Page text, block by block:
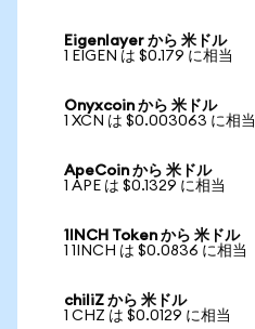
Eigenlayer から 米ドル
1 EIGEN は $0.179 に相当
Onyxcoin から 米ドル
1 XCN は $0.003063 に相当
ApeCoin から 米ドル
1 APE は $0.1329 に相当
1INCH Token から 米ドル
1 1INCH は $0.0836 に相当
chiliZ から 米ドル
1 CHZ は $0.0129 に相当